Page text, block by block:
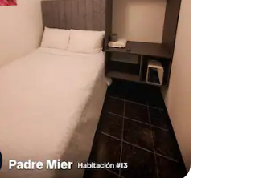
4.72つ星の平均評価